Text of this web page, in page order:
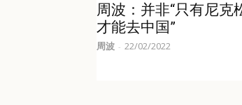
周波：并非“只有尼克
才能去中国”
周波 - 22/02/2022